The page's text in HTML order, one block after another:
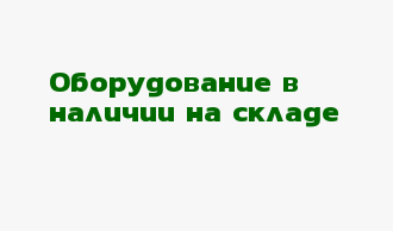
Оборудование в
наличии на складе